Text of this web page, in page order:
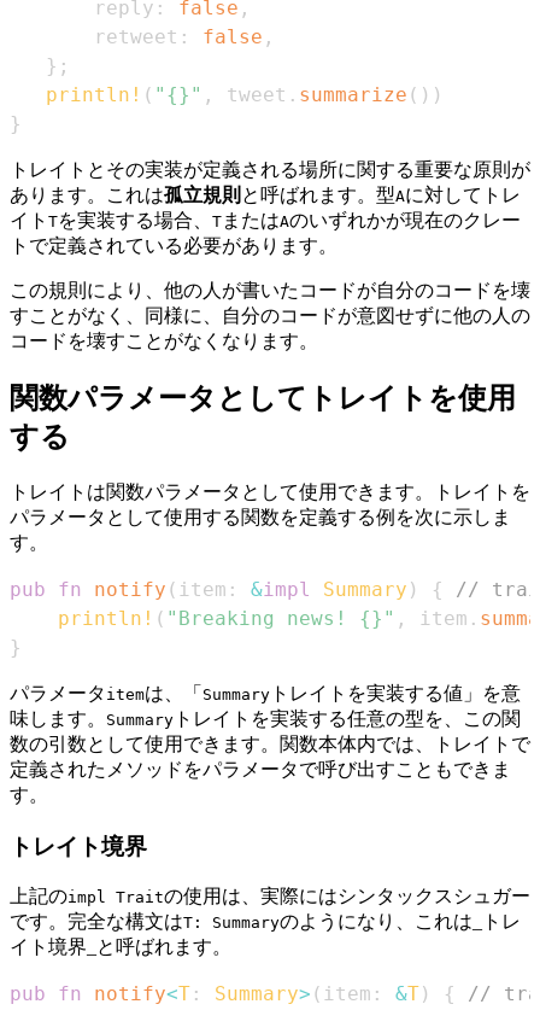
       reply
: false ,
       retweet
: false ,
} ;
println! ( "{}" , tweet . summarize ( ) )
}
トレイトとその実装が定義される場所に関する重要な原則が
あります。これは孤立規則 と呼ばれます。型Aに対してトレ
イト Tを実装する場合、 T またはAのいずれかが現在のクレー
トで定義されている必要があります。
この規則により、他の人が書いたコードが自分のコードを壊
すことがなく、同様に、自分のコードが意図せずに他の人の
コードを壊すことがなくなります。
関数パラメータとしてトレイトを使用
する
トレイトは関数パラメータとして使用できます。トレイトを
パラメータとして使用する関数を定義する例を次に示しま
す。
pub fn notify ( item : &impl Summary ) {
// trait
println! ( "Breaking news! {}" , item .
}
パラメータ itemは、「 Summary トレイトを実装する値」を意
味します。
Summary トレイトを実装する任意の型を、この関
数の引数として使用できます。関数本体内では、トレイトで
定義されたメソッドをパラメータで呼び出すこともできま
す。
トレイト境界
上記のimpl Traitの使用は、実際にはシンタックスシュガー
です。完全な構文はT: Summaryのようになり、これは_トレ
イト境界_と呼ばれます。
pub fn notify<T : Summary> ( item : &T) {
//